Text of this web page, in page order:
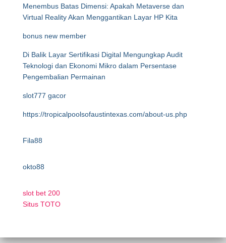
Menembus Batas Dimensi: Apakah Metaverse dan
Virtual Reality Akan Menggantikan Layar HP Kita
bonus new member
Di Balik Layar Sertifikasi Digital Mengungkap Audit
Teknologi dan Ekonomi Mikro dalam Persentase
Pengembalian Permainan
slot777 gacor
https://tropicalpoolsofaustintexas.com/about-us.php
Fila88
okto88
slot bet 200
Situs TOTO